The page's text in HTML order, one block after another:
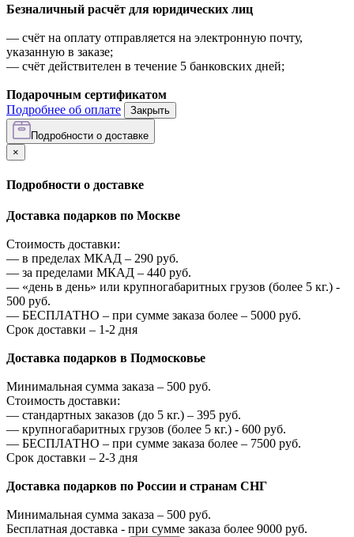
Безналичный расчёт для юридических лиц
— счёт на оплату отправляется на электронную почту,
указанную в заказе;
— счёт действителен в течение 5 банковских дней;
Подарочным сертификатом
Подробнее об оплате
Закрыть
Подробности о доставке
×
Подробности о доставке
Доставка подарков по Москве
Стоимость доставки:
— в пределах МКАД – 290 руб.
— за пределами МКАД – 440 руб.
— «день в день» или крупногабаритных грузов (более 5 кг.) -
500 руб.
— БЕСПЛАТНО – при сумме заказа более – 5000 руб.
Срок доставки – 1-2 дня
Доставка подарков в Подмосковье
Минимальная сумма заказа – 500 руб.
Стоимость доставки:
— стандартных заказов (до 5 кг.) – 395 руб.
— крупногабаритных грузов (более 5 кг.) - 600 руб.
— БЕСПЛАТНО – при сумме заказа более – 7500 руб.
Срок доставки – 2-3 дня
Доставка подарков по России и странам СНГ
Минимальная сумма заказа – 500 руб.
Бесплатная доставка - при сумме заказа более 9000 руб.